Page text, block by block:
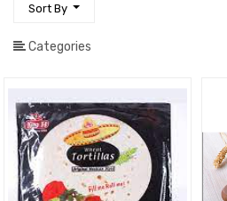
Sort By
Categories